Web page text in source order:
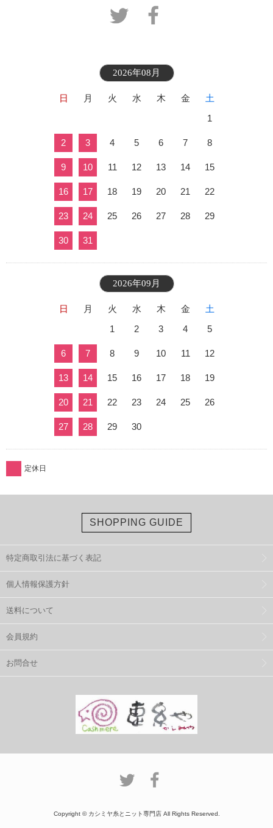
2026年08月
日 月 火 水 木 金
土
1
2 3 4 5 6 7 8
9 10 11 12 13 14 15
16 17 18 19 20 21 22
23 24 25 26 27 28 29
30 31
2026年09月
日 月 火 水 木 金
土
1
2 3 4 5
6 7 8 9 10 11 12
13 14 15 16 17 18 19
20 21 22 23 24 25 26
27 28 29 30
定休日
SHOPPING GUIDE
特定商取引法に基づく表記
個人情報保護方針
送料について
会員規約
お問合せ
Copyright © カシミヤ糸とニット専門店 All Rights Reserved.